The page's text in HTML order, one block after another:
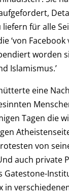
liefern für alle
‘von
worden
Islamismus.’
eine
Tagen die
von
auch private
in